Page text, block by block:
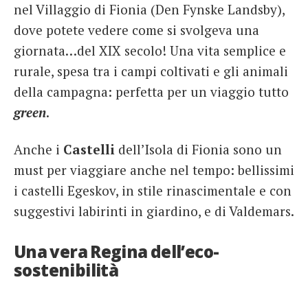
nel Villaggio di Fionia (Den Fynske Landsby),
dove potete vedere come si svolgeva una
giornata…del XIX secolo! Una vita semplice e
rurale, spesa tra i campi coltivati e gli animali
della campagna: perfetta per un viaggio tutto
green.
Anche i Castelli dell’Isola di Fionia sono un
must per viaggiare anche nel tempo: bellissimi
i castelli Egeskov, in stile rinascimentale e con
suggestivi labirinti in giardino, e di Valdemars.
Una vera Regina dell’eco-
sostenibilità